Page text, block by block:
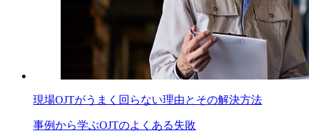
現場OJTがうまく回らない理由とその解決方法
事例から学ぶOJTのよくある失敗